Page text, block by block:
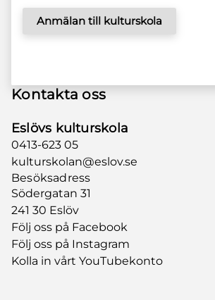
Anmälan till kulturskola
Kontakta oss
Eslövs kulturskola
0413-623 05
kulturskolan@eslov.se
Besöksadress
Södergatan 31
241 30 Eslöv
Följ oss på Facebook
Följ oss på Instagram
Kolla in vårt YouTubekonto